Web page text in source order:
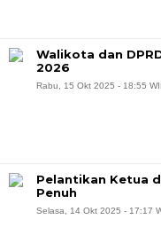
Walikota dan
2026
Rabu, 15 Okt 2025 - 18:55
Pelantikan Ketua
Penuh
Selasa, 14 Okt 2025 - 17:17